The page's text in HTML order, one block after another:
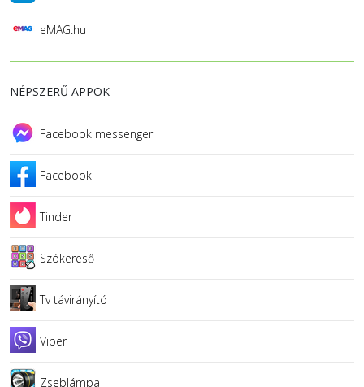
eMAG.hu
NÉPSZERŰ APPOK
Facebook messenger
Facebook
Tinder
Szókereső
Tv távirányító
Viber
Zseblámpa